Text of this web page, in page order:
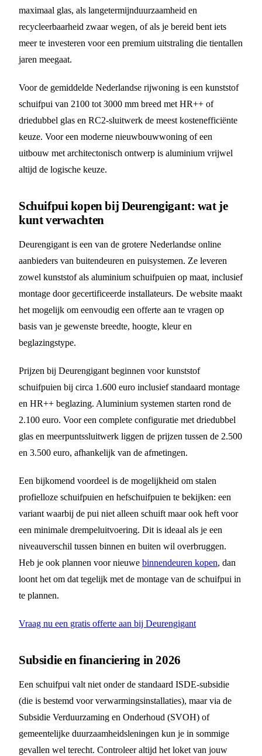
maximaal glas, als langetermijnduurzaamheid en
recycleerbaarheid zwaar wegen, of als je bereid bent iets
meer te investeren voor een premium uitstraling die tientallen
jaren meegaat.
Voor de gemiddelde Nederlandse rijwoning is een kunststof
schuifpui van 2100 tot 3000 mm breed met HR++ of
driedubbel glas en RC2-sluitwerk de meest kostenefficiënte
keuze. Voor een moderne nieuwbouwwoning of een
uitbouw met architectonisch ontwerp is aluminium vrijwel
altijd de logische keuze.
Schuifpui kopen bij Deurengigant: wat je
kunt verwachten
Deurengigant is een van de grotere Nederlandse online
aanbieders van buitendeuren en puisystemen. Ze leveren
zowel kunststof als aluminium schuifpuien op maat, inclusief
montage door gecertificeerde installateurs. De website maakt
het mogelijk om eenvoudig een offerte aan te vragen op
basis van je gewenste breedte, hoogte, kleur en
beglazingstype.
Prijzen bij Deurengigant beginnen voor kunststof
schuifpuien bij circa 1.600 euro inclusief standaard montage
en HR++ beglazing. Aluminium systemen starten rond de
2.100 euro. Voor een complete configuratie met driedubbel
glas en meerpuntssluitwerk liggen de prijzen tussen de 2.500
en 3.500 euro, afhankelijk van de afmetingen.
Een bijkomend voordeel is de mogelijkheid om stalen
profielloze schuifpuien en hefschuifpuien te bekijken: een
variant waarbij de pui niet alleen schuift maar ook heft voor
een minimale drempeluitvoering. Dit is ideaal als je een
niveauverschil tussen binnen en buiten wil overbruggen.
Heb je ook plannen voor nieuwe binnendeuren kopen, dan
loont het om dat tegelijk met de montage van de schuifpui in
te plannen.
Vraag nu een gratis offerte aan bij Deurengigant
Subsidie en financiering in 2026
Een schuifpui valt niet onder de standaard ISDE-subsidie
(die is bestemd voor verwarmingsinstallaties), maar via de
Subsidie Verduurzaming en Onderhoud (SVOH) of
gemeentelijke duurzaamheidsleningen kun je in sommige
gevallen wel terecht. Controleer altijd het loket van jouw